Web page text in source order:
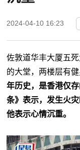
2024-04-10 16:23
佐敦道华丰大厦五
的大堂，两楼层有
年历史，是香港仅
条》表示，发生火
他表示心情沉重。